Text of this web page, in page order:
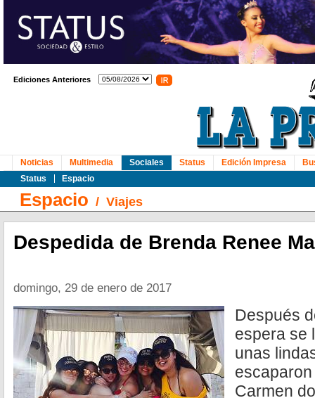
Ediciones Anteriores
Noticias Multimedia
Sociales
Status
Espacio
Status Edición Impresa
Espacio / Viajes
Despedida de Brenda Renee
domingo, 29 de enero de 2017
Después
espera se
unas
Carmen